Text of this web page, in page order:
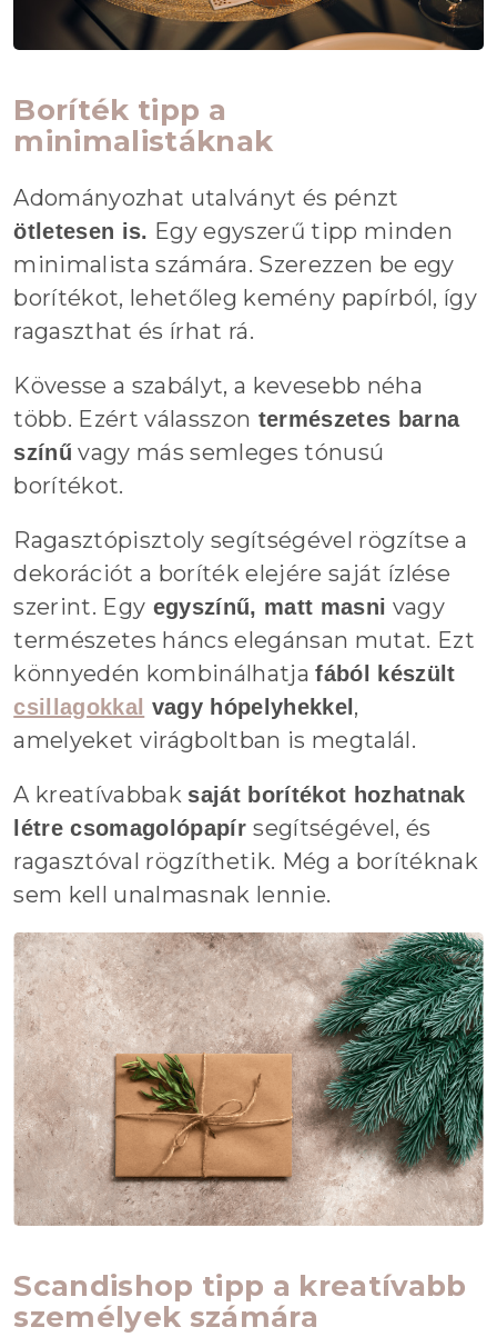
Boríték tipp a
minimalistáknak
Adományozhat utalványt és pénzt
ötletesen is. Egy egyszerű tipp minden
minimalista számára. Szerezzen be egy
borítékot, lehetőleg kemény papírból, így
ragaszthat és írhat rá.
Kövesse a szabályt, a kevesebb néha
több. Ezért válasszon természetes barna
színű vagy más semleges tónusú
borítékot.
Ragasztópisztoly segítségével rögzítse a
dekorációt a boríték elejére saját ízlése
szerint. Egy egyszínű, matt masni vagy
természetes háncs elegánsan mutat. Ezt
könnyedén kombinálhatjafából készült
csillagokkal vagy hópelyhekkel ,
amelyeket virágboltban is megtalál.
A kreatívabbak saját borítékot hozhatnak
létre csomagolópapírsegítségével, és
ragasztóval rögzíthetik. Még a borítéknak
sem kell unalmasnak lennie.
Scandishop tipp a kreatívabb
személyek számára